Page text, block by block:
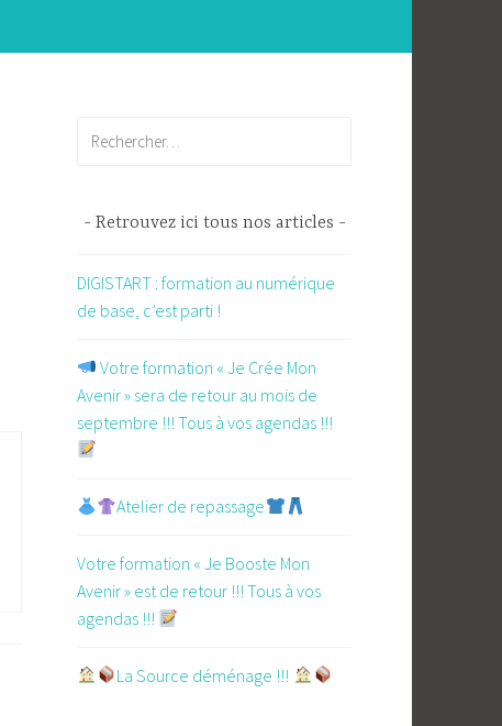
Retrouvez ici tous nos articles
DIGISTART : formation au numérique
de base, c’est parti !
​ Votre formation « Je Crée Mon
Avenir » sera de retour au mois de
septembre !!! Tous à vos agendas !!!
Atelier de repassage​
Votre formation « Je Booste Mon
Avenir » est de retour !!! Tous à vos
agendas !!!
​La Source déménage !!!